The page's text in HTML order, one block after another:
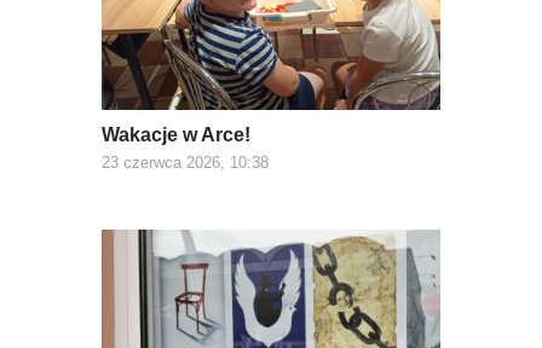
Wakacje w Arce!
23 czerwca 2026, 10:38